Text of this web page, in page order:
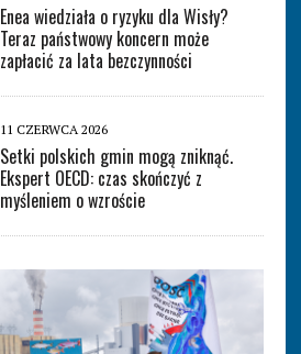
Enea wiedziała o ryzyku dla Wisły?
Teraz państwowy koncern może
zapłacić za lata bezczynności
11 CZERWCA 2026
Setki polskich gmin mogą zniknąć.
Ekspert OECD: czas skończyć z
myśleniem o wzroście